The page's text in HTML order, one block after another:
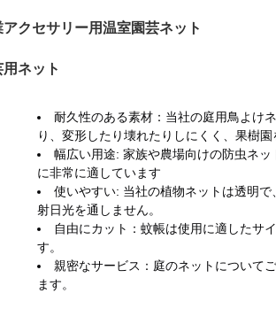
アクセサリー用温室園芸ネット
用ネット
耐久性のある素材：当社の庭用鳥よけ
り、変形したり壊れたりしにくく、果樹
幅広い用途: 家族や農場向けの防虫ネ
に非常に適しています
使いやすい: 当社の植物ネットは透明
射日光を通しません。
自由にカット：蚊帳は使用に適したサ
す。
親密なサービス：庭のネットについて
ます。